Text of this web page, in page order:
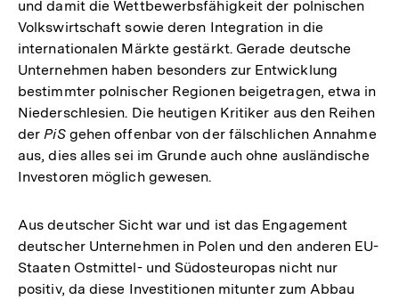
und damit die Wettbewerbsfähigkeit der polnischen
Volkswirtschaft sowie deren Integration in die
internationalen Märkte gestärkt. Gerade deutsche
Unternehmen haben besonders zur Entwicklung
bestimmter polnischer Regionen beigetragen, etwa in
Niederschlesien. Die heutigen Kritiker aus den Reihen
derPiSgehen offenbar von der fälschlichen Annahme
aus, dies alles sei im Grunde auch ohne ausländische
Investoren möglich gewesen.
Aus deutscher Sicht war und ist das Engagement
deutscher Unternehmen in Polen und den anderen EU-
Staaten Ostmittel- und Südosteuropas nicht nur
positiv, da diese Investitionen mitunter zum Abbau